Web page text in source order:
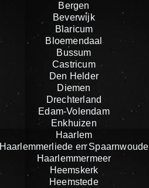
Bergen
Beverwijk
Blaricum
Bloemendaal
Bussum
Castricum
Den Helder
Diemen
Drechterland
Edam-Volendam
Enkhuizen
Haarlem
Haarlemmerliede en Spaarnwoude
Haarlemmermeer
Heemskerk
Heemstede